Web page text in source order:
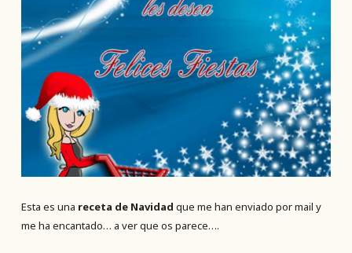
Esta es una receta de Navidad que me han enviado por mail y
me ha encantado… a ver que os parece….